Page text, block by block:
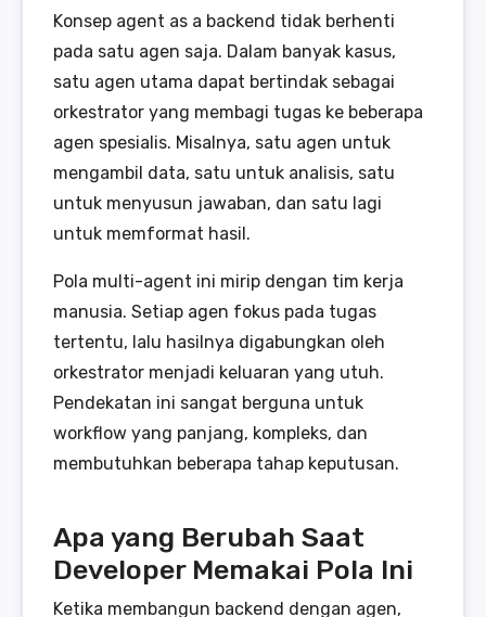
Konsep agent as a backend tidak berhenti
pada satu agen saja. Dalam banyak kasus,
satu agen utama dapat bertindak sebagai
orkestrator yang membagi tugas ke beberapa
agen spesialis. Misalnya, satu agen untuk
mengambil data, satu untuk analisis, satu
untuk menyusun jawaban, dan satu lagi
untuk memformat hasil.
Pola multi-agent ini mirip dengan tim kerja
manusia. Setiap agen fokus pada tugas
tertentu, lalu hasilnya digabungkan oleh
orkestrator menjadi keluaran yang utuh.
Pendekatan ini sangat berguna untuk
workflow yang panjang, kompleks, dan
membutuhkan beberapa tahap keputusan.
Apa yang Berubah Saat
Developer Memakai Pola Ini
Ketika membangun backend dengan agen,